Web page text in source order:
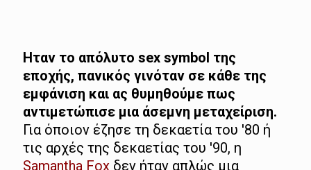
Ηταν το απόλυτο sex symbol της
εποχής, πανικός γινόταν σε κάθε της
εμφάνιση και ας θυμηθούμε πως
αντιμετώπισε μια άσεμνη μεταχείριση.
Για όποιον έζησε τη δεκαετία του '80 ή
τις αρχές της δεκαετίας του '90, η
Samantha Fox δεν ήταν απλώς μια